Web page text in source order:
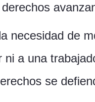
necesidad de
a una
se